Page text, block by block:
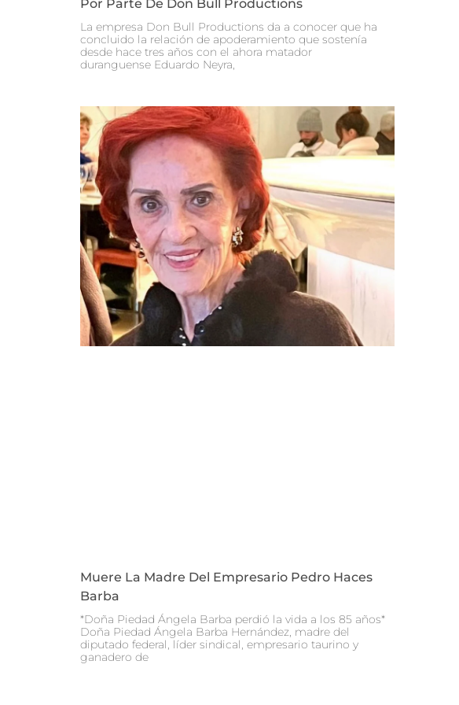
Por Parte De Don Bull Productions
La empresa Don Bull Productions da a conocer que ha
concluido la relación de apoderamiento que sostenía
desde hace tres años con el ahora matador
duranguense Eduardo Neyra,
Muere La Madre Del Empresario Pedro Haces
Barba
*Doña Piedad Ángela Barba perdió la vida a los 85 años*
Doña Piedad Ángela Barba Hernández, madre del
diputado federal, líder sindical, empresario taurino y
ganadero de